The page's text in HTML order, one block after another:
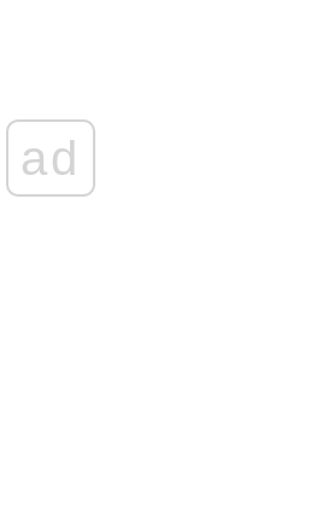
ad